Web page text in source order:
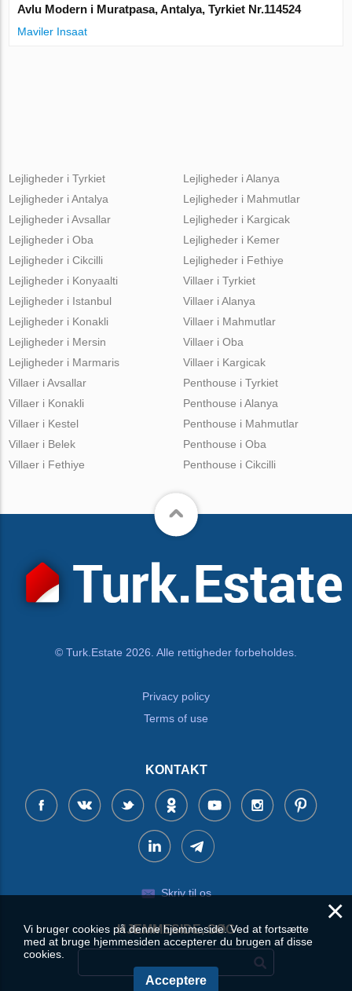
Avlu Modern i Muratpasa, Antalya, Tyrkiet Nr.114524
Maviler Insaat
Lejligheder i Tyrkiet
Lejligheder i Antalya
Lejligheder i Avsallar
Lejligheder i Oba
Lejligheder i Cikcilli
Lejligheder i Alanya
Lejligheder i Mahmutlar
Lejligheder i Kargicak
Lejligheder i Kemer
Lejligheder i Fethiye
Lejligheder i Konyaalti
Lejligheder i Istanbul
Lejligheder i Konakli
Lejligheder i Mersin
Lejligheder i Marmaris
Villaer i Tyrkiet
Villaer i Alanya
Villaer i Mahmutlar
Villaer i Oba
Villaer i Kargicak
Villaer i Avsallar
Villaer i Konakli
Villaer i Kestel
Villaer i Belek
Villaer i Fethiye
Penthouse i Tyrkiet
Penthouse i Alanya
Penthouse i Mahmutlar
Penthouse i Oba
Penthouse i Cikcilli
© Turk.Estate 2026. Alle rettigheder forbeholdes.
Privacy policy
Terms of use
KONTAKT
Skriv til os
HJEMMESIDE, SØG
×
Vi bruger cookies på denne hjemmeside. Ved at fortsætte
med at bruge hjemmesiden accepterer du brugen af disse
cookies.
Acceptere